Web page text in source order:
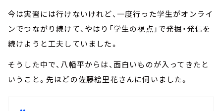
今は実習には行けないけれど、一度行った学生がオンライ
ンでつながり続けて、やはり「学生の視点」で発掘・発信を
続けようと工夫していました。
そうした中で、八幡平からは、面白いものが入ってきたと
いうこと。先ほどの佐藤絵里花さんに伺いました。